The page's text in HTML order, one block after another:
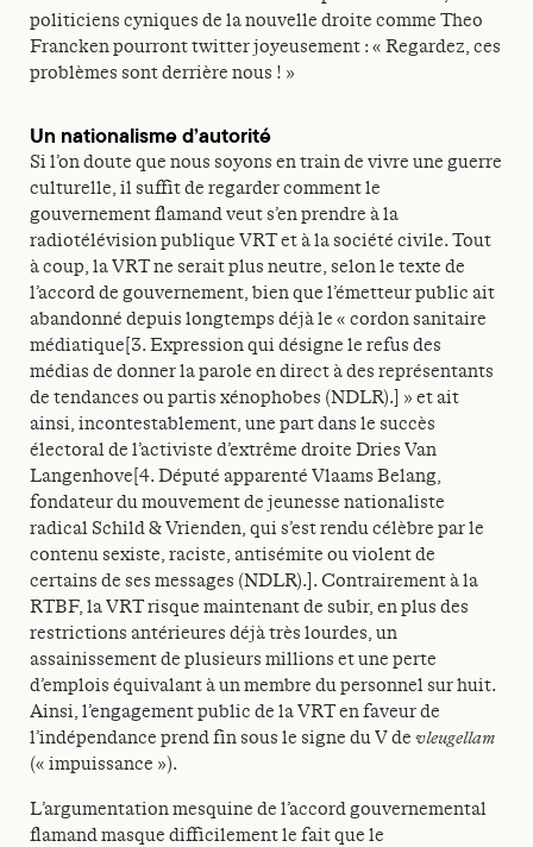
politiciens cyniques de la nouvelle droite comme Theo
Francken pourront twitter joyeusement : « Regardez, ces
problèmes sont derrière nous ! »
Un nationalisme d’autorité
Si l’on doute que nous soyons en train de vivre une guerre
culturelle, il suffit de regarder comment le
gouvernement flamand veut s’en prendre à la
radiotélévision publique VRT et à la société civile. Tout
à coup, la VRT ne serait plus neutre, selon le texte de
l’accord de gouvernement, bien que l’émetteur public ait
abandonné depuis longtemps déjà le « cordon sanitaire
médiatique[3. Expression qui désigne le refus des
médias de donner la parole en direct à des représentants
de tendances ou partis xénophobes (NDLR).] » et ait
ainsi, incontestablement, une part dans le succès
électoral de l’activiste d’extrême droite Dries Van
Langenhove[4. Député apparenté Vlaams Belang,
fondateur du mouvement de jeunesse nationaliste
radical Schild & Vrienden, qui s’est rendu célèbre par le
contenu sexiste, raciste, antisémite ou violent de
certains de ses messages (NDLR).]. Contrairement à la
RTBF, la VRT risque maintenant de subir, en plus des
restrictions antérieures déjà très lourdes, un
assainissement de plusieurs millions et une perte
d’emplois équivalant à un membre du personnel sur huit.
Ainsi, l’engagement public de la VRT en faveur de
l’indépendance prend fin sous le signe du V de vleugellam
(« impuissance »).
L’argumentation mesquine de l’accord gouvernemental
flamand masque difficilement le fait que le